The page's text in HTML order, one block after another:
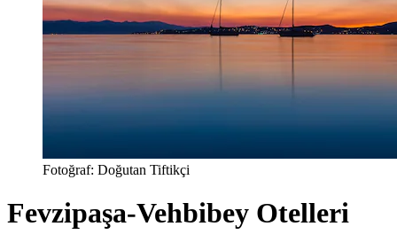
Fotoğraf: Doğutan Tiftikçi
Fevzipaşa-Vehbibey Otelleri